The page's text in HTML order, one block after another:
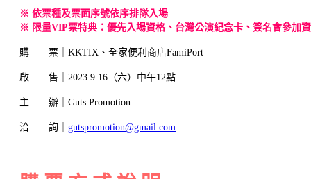
※ 依票種及票面序號依序排隊入場
※ 限量VIP票特典：優先入場資格、台灣公演紀念卡、簽名會參加
購 票｜KKTIX、全家便利商店FamiPort
啟 售｜2023.9.16（六）中午12點
主 辦｜Guts Promotion
洽 詢｜ gutspromotion@gmail.com